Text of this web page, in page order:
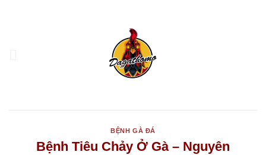
BỆNH GÀ ĐÁ
Bệnh Tiêu Chảy Ở Gà – Nguyên